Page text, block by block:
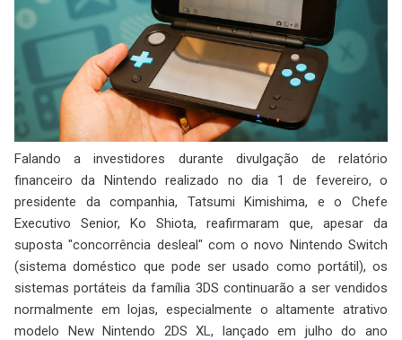
Falando a investidores durante divulgação de relatório
financeiro da Nintendo realizado no dia 1 de fevereiro, o
presidente da companhia, Tatsumi Kimishima, e o Chefe
Executivo Senior, Ko Shiota, reafirmaram que, apesar da
suposta "concorrência desleal" com o novo Nintendo Switch
(sistema doméstico que pode ser usado como portátil), os
sistemas portáteis da família 3DS continuarão a ser vendidos
normalmente em lojas, especialmente o altamente atrativo
modelo New Nintendo 2DS XL, lançado em julho do ano